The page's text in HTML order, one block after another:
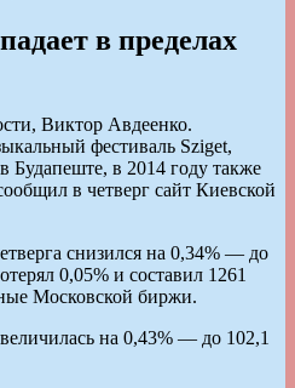
в пределах
Виктор Авдеенко.
фестиваль Sziget,
Будапеште, в 2014 году также
в четверг сайт Киевской
снизился на 0,34% — до
0,05% и составил 1261
Московской биржи.
на 0,43% — до 102,1